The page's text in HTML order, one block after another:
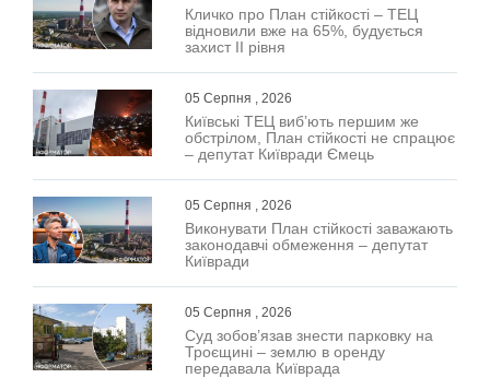
Кличко про План стійкості – ТЕЦ
відновили вже на 65%, будується
захист ІІ рівня
05 Серпня , 2026
Київські ТЕЦ виб’ють першим же
обстрілом, План стійкості не спрацює
– депутат Київради Ємець
05 Серпня , 2026
Виконувати План стійкості заважають
законодавчі обмеження – депутат
Київради
05 Серпня , 2026
Суд зобов’язав знести парковку на
Троєщині – землю в оренду
передавала Київрада